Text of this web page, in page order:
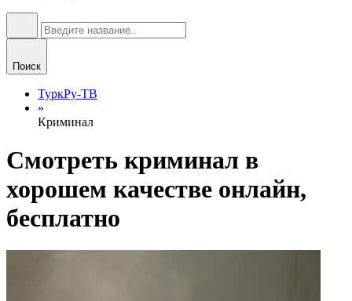
Поиск
ТуркРу-ТВ
»
Криминал
Смотреть криминал в
хорошем качестве онлайн,
бесплатно